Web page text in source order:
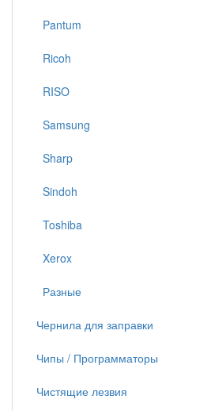
Pantum
Ricoh
RISO
Samsung
Sharp
Sindoh
Toshiba
Xerox
Разные
Чернила для заправки
Чипы / Программаторы
Чистящие лезвия